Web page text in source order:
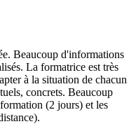
Beaucoup d'informations
La formatrice est très
à la situation de chacun
concrets. Beaucoup
(2 jours) et les